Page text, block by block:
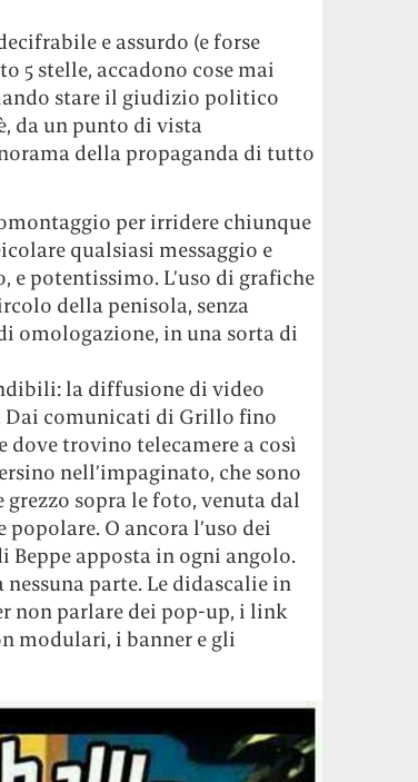
e assurdo (e forse
5 stelle, accadono cose mai
stare il giudizio politico
da un punto di vista
della propaganda di tutto
per irridere chiunque
qualsiasi messaggio e
potentissimo. L’uso di grafiche
della penisola, senza
omologazione, in una sorta di
la diffusione di video
Dai comunicati di Grillo fino
dove trovino telecamere a così
nell’impaginato, che sono
sopra le foto, venuta dal
O ancora l’uso dei
apposta in ogni angolo.
parte. Le didascalie in
non parlare dei pop-up, i link
modulari, i banner e gli